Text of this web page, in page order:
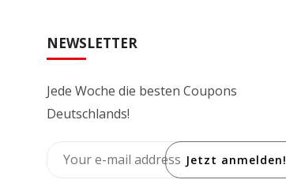
NEWSLETTER
Jede Woche die besten Coupons
Deutschlands!
Jetzt anmelden!